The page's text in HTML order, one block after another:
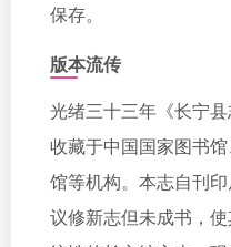
保存。
版本流传
光绪三十三年《长宁
收藏于中国国家图书
馆等机构。本志自刊
议修新志但未成书，